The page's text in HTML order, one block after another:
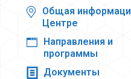
Общая
Центре
Направления и
программы
Документы